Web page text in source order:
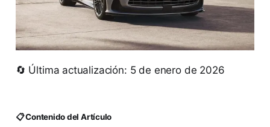
🔄 Última actualización: 5 de enero de 2026
📋 Contenido del Artículo